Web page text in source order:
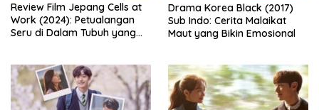
Review Film Jepang Cells at
Work (2024): Petualangan
Seru di Dalam Tubuh yang
Drama Korea Black (2017)
Sub Indo: Cerita Malaikat
Maut yang Bikin Emosional